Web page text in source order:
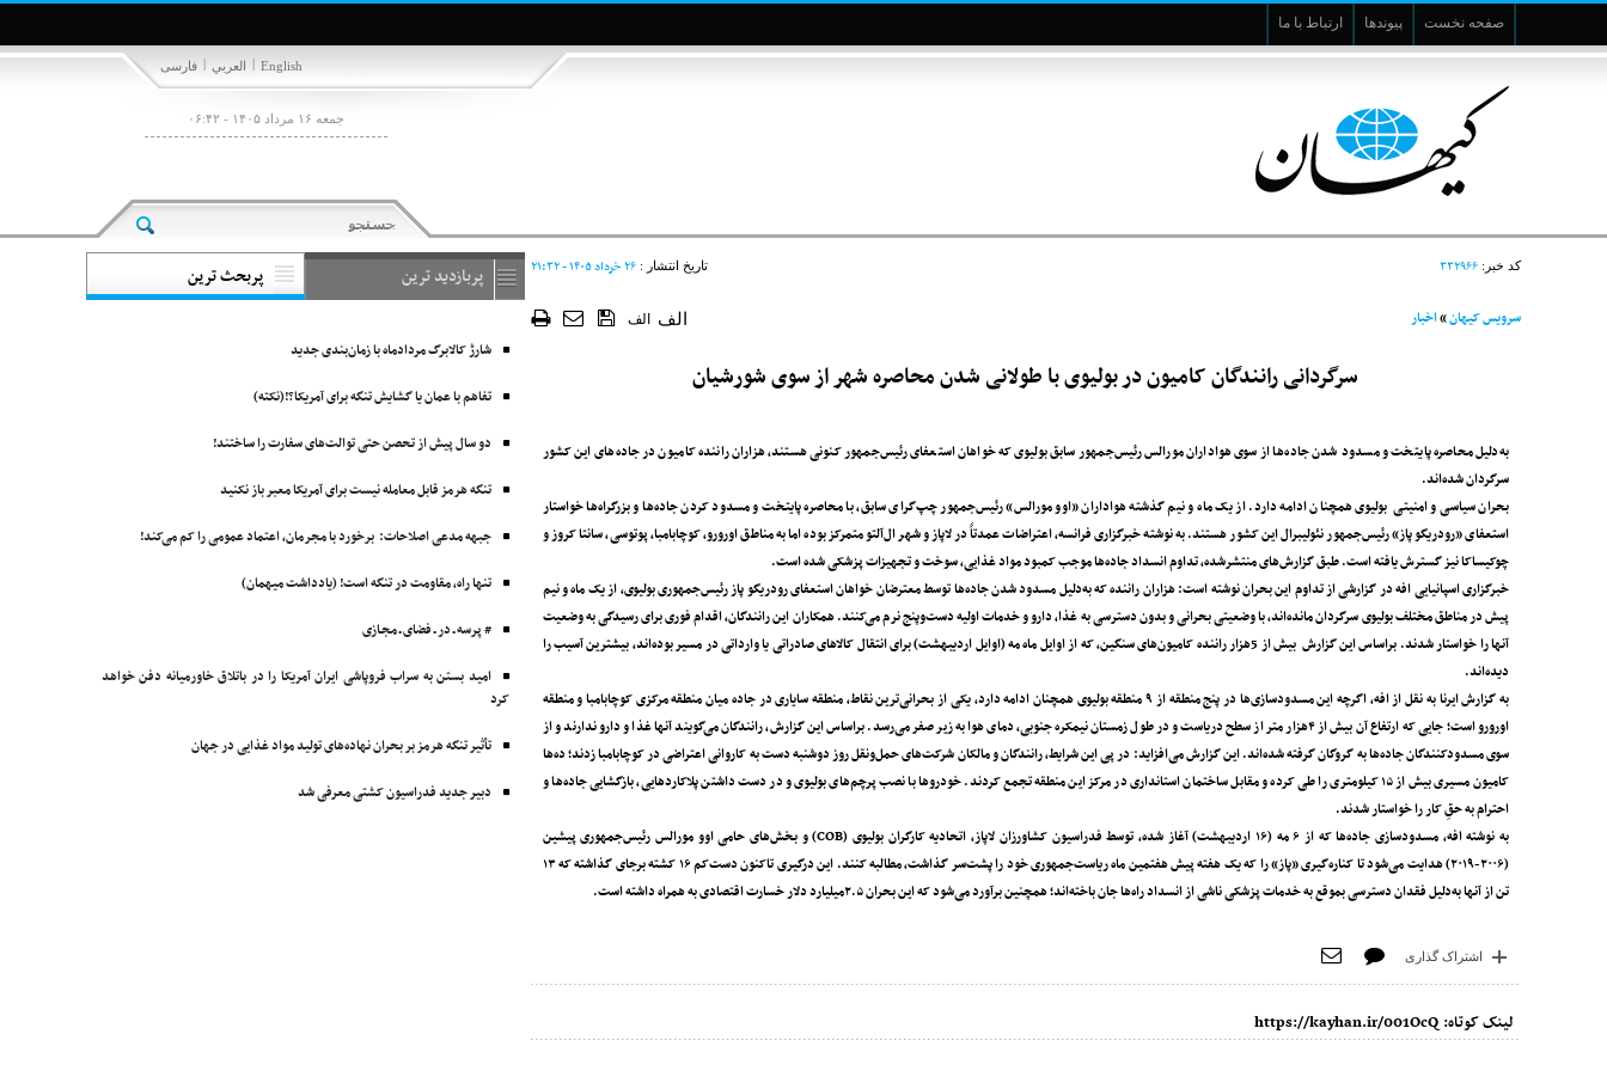
صفحه نخست پیوندها ارتباط با ما
فارسی | العربي | English
جمعه ۱۶ مرداد ۱۴۰۵ - ۰۶:۴۲
کد خبر: ۳۳۲۹۶۶ تاریخ انتشار :۲۶ خرداد ۱۴۰۵ - ۲۱:۳۲
سرویس کیهان»اخبار الف الف
سرگردانی رانندگان کامیون در بولیوی با طولانی شدن محاصره شهر از سوی شورشیان
به‌دلیل محاصره پایتخت و مسدود شدن جاده‌ها از سوی هواداران مورالس رئیس‌جمهور سابق بولیوی که خواهان استعفای رئیس‌جمهور کنونی هستند، هزاران راننده کامیون در جاده‌های این کشور
سرگردان شده‌اند.
بحران سیاسی و امنیتی بولیوی همچنان ادامه دارد. از یک ماه و نیم گذشته هواداران «اوو مورالس» رئیس‌جمهور چپ‌گرای سابق، با محاصره پایتخت و مسدود کردن جاده‌ها و بزرگراه‌ها خواستار
استعفای «رودریگو پاز» رئیس‌جمهور نئولیبرال این کشور هستند. به نوشته خبرگزاری فرانسه، اعتراضات عمدتاً در لاپاز و شهر ال‌آلتو متمرکز بوده اما به مناطق اورورو، کوچابامبا، پوتوسی، سانتا کروز و
چوکیساکا نیز گسترش یافته است. طبق گزارش‌های منتشرشده، تداوم انسداد جاده‌ها موجب کمبود مواد غذایی، سوخت و تجهیزات پزشکی شده است.
خبرگزاری اسپانیایی افه در گزارشی از تداوم این بحران نوشته است: هزاران راننده که به‌دلیل مسدود شدن جاده‌ها توسط معترضان خواهان استعفای رودریگو پاز رئیس‌جمهوری بولیوی، از یک ماه و نیم
پیش در مناطق مختلف بولیوی سرگردان مانده‌اند، با وضعیتی بحرانی و بدون دسترسی به غذا، دارو و خدمات اولیه دست‌وپنج نرم می‌کنند. همکاران این رانندگان، اقدام فوری برای رسیدگی به وضعیت
آنها را خواستار شدند. براساس این گزارش بیش از 5هزار راننده کامیون‌های سنگین، که از اوایل ماه مه (اوایل اردیبهشت) برای انتقال کالاهای صادراتی یا وارداتی در مسیر بوده‌اند، بیشترین آسیب را
دیده‌اند.
به گزارش ایرنا به نقل از افه، اگرچه این مسدودسازی‌ها در پنج منطقه از ۹ منطقه بولیوی همچنان ادامه دارد، یکی از بحرانی‌ترین نقاط، منطقه سایاری در جاده میان منطقه مرکزی کوچابامبا و منطقه
اورورو است؛ جایی که ارتفاع آن بیش از ۴هزار متر از سطح دریاست و در طول زمستان نیمکره جنوبی، دمای هوا به زیر صفر می‌رسد. براساس این گزارش، رانندگان می‌گویند آنها غذا و دارو ندارند و از
سوی مسدودکنندگان جاده‌ها به گروگان گرفته شده‌اند. این گزارش می‌افزاید: در پی این شرایط، رانندگان و مالکان شرکت‌های حمل‌ونقل روز دوشنبه دست به کاروانی اعتراضی در کوچابامبا زدند؛ ده‌ها
کامیون مسیری بیش از ۱۵ کیلومتری را طی کرده و مقابل ساختمان استانداری در مرکز این منطقه تجمع کردند. خودروها با نصب پرچم‌های بولیوی و در دست داشتن پلاکاردهایی، بازگشایی جاده‌ها و
احترام به حقِ کار را خواستار شدند.
به نوشته افه، مسدودسازی جاده‌ها که از ۶ مه (۱۶ اردیبهشت) آغاز شده، توسط فدراسیون کشاورزان لاپاز، اتحادیه کارگران بولیوی (COB) و بخش‌های حامی اوو مورالس رئیس‌جمهوری پیشین
(۲۰۰۶-۲۰۱۹) هدایت می‌شود تا کناره‌گیری «پاز» را که یک هفته پیش هفتمین ماه ریاست‌جمهوری خود را پشت‌سر گذاشت، مطالبه کنند. این درگیری تاکنون دست‌کم ۱۶ کشته برجای گذاشته که ۱۳
تن از آنها به‌دلیل فقدان دسترسی بموقع به خدمات پزشکی ناشی از انسداد راه‌ها جان باخته‌اند؛ همچنین برآورد می‌شود که این بحران ۲.۵میلیارد دلار خسارت اقتصادی به همراه داشته است.
اشتراک گذاری
لینک کوتاه: https://kayhan.ir/001OcQ
پربازدید ترین پربحث ترین
شارژ کالابرگ مردادماه با زمان‌بندی جدید
تفاهم با عمان یا گشایش تنگه برای آمریکا؟!(نکته)
دو سال پیش از تحصن حتی توالت‌های سفارت را ساختند!
تنگه هرمز قابل معامله نیست برای آمریکا معبر باز نکنید
جبهه مدعی اصلاحات: برخورد با مجرمان، اعتماد عمومی را کم می‌کند!
تنها راه، مقاومت در تنگه است! (یادداشت میهمان)
# پرسه ـ در ـ فضای ـ مجـازی
امید بستن به سراب فروپاشی ایران آمریکا را در باتلاق خاورمیانه دفن خواهد
کرد
تأثیر تنگه هرمز بر بحران نهاده‌های تولید مواد غذایی در جهان
دبیر جدید فدراسیون کشتی معرفی شد